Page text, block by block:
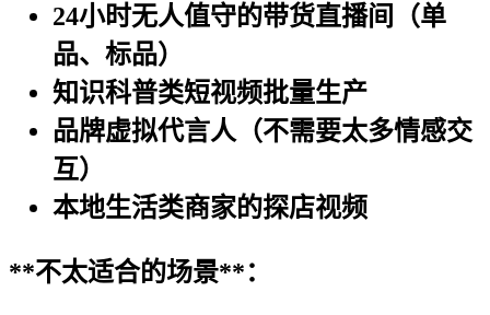
24小时无人值守的带货直播间（单
品、标品）
知识科普类短视频批量生产
品牌虚拟代言人（不需要太多情感交
互）
本地生活类商家的探店视频
**不太适合的场景**：